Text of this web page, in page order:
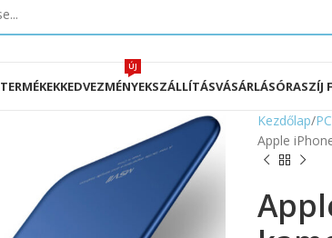
TERMÉKEKKEDVEZMÉNYEK
ÚJ
SZÁLLÍTÁSVÁSÁRLÁSÓRASZÍJ
Kezdőlap
Apple